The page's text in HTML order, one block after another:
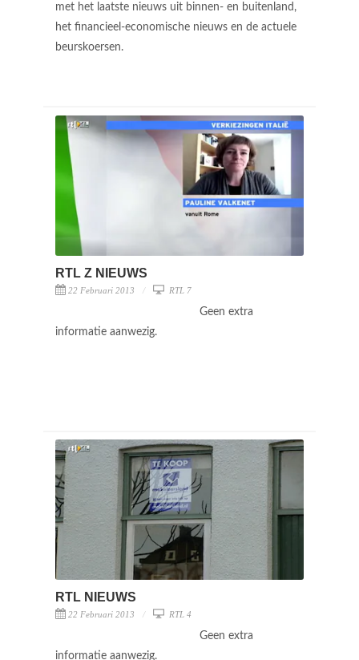
met het laatste nieuws uit binnen- en buitenland,
het financieel-economische nieuws en de actuele
beurskoersen.
RTL Z NIEUWS
22 Februari 2013 RTL 7
Geen extra
informatie aanwezig.
RTL NIEUWS
22 Februari 2013 RTL 4
Geen extra
informatie aanwezig.